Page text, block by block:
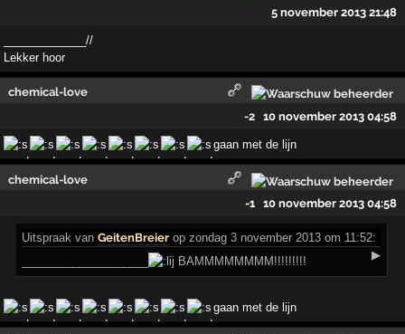
5 november 2013 21:48
_____________//
Lekker hoor
chemical-love
-2
10 november 2013 04:58
gaan met de lijn
chemical-love
-1
10 november 2013 04:58
Uitspraak vanGeitenBreier op zondag 3 november 2013 om 11:52:
▶
BAMMMMMMMM!!!!!!!!!
gaan met de lijn